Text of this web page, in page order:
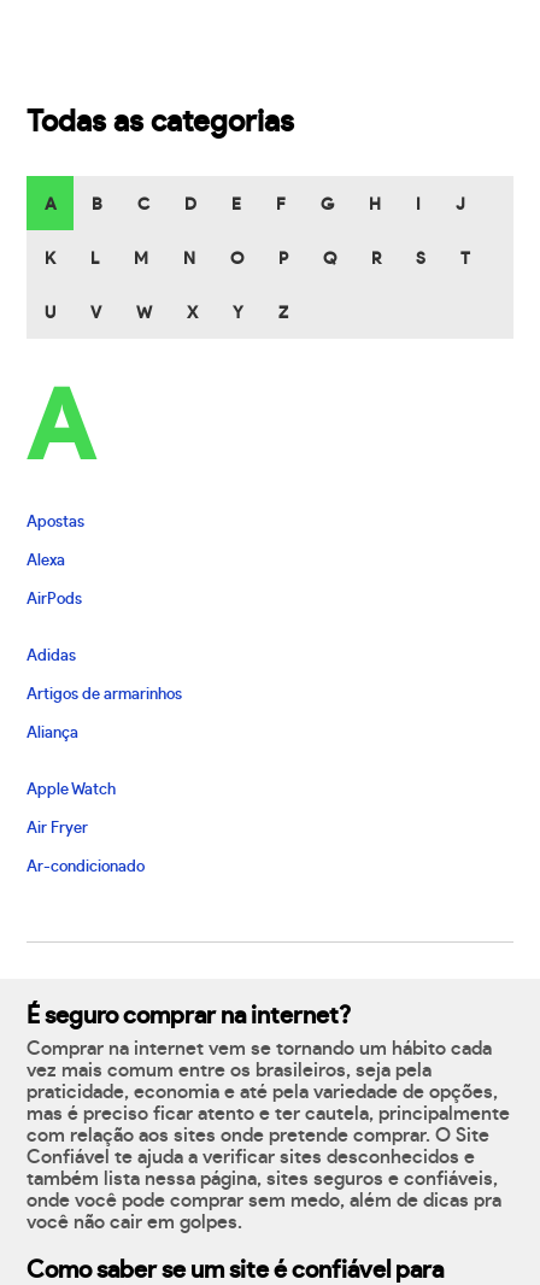
Todas as categorias
A B C D E F G H J
K L M N O P Q R S T
U V W X Y Z
A
Apostas
Alexa
AirPods
Adidas
Artigos de armarinhos
Aliança
Apple Watch
Air Fryer
Ar-condicionado
É seguro comprar na internet?
Comprar na internet vem se tornando um hábito cada
vez mais comum entre os brasileiros, seja pela
praticidade, economia e até pela variedade de opções,
mas é preciso ficar atento e ter cautela, principalmente
com relação aos sites onde pretende comprar. O Site
Confiável te ajuda a verificar sites desconhecidos e
também lista nessa página, sites seguros e confiáveis,
onde você pode comprar sem medo, além de dicas pra
você não cair em golpes.
Como saber se um site é confiável para